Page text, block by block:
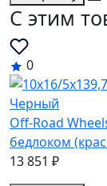
C этим
0
Off-Road
бедлоком
13 851 ₽